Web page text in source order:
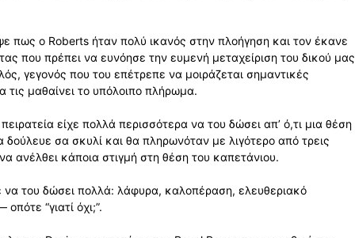
πως ο Roberts ήταν πολύ ικανός στην πλοήγηση και τον έκανε
που πρέπει να ευνόησε την ευμενή μεταχείριση του δικού μας
γεγονός που του επέτρεπε να μοιράζεται σημαντικές
μαθαίνει το υπόλοιπο πλήρωμα.
είχε πολλά περισσότερα να του δώσει απ’ ό,τι μια θέση
δούλευε σα σκυλί και θα πληρωνόταν με λιγότερο από τρεις
ανέλθει κάποια στιγμή στη θέση του καπετάνιου.
να του δώσει πολλά: λάφυρα, καλοπέραση, ελευθεριακό
“γιατί όχι;”.